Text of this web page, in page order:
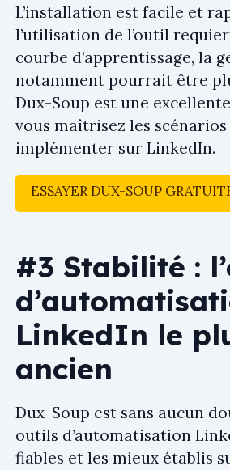
L’installation est facile et
l’utilisation de l’outil
courbe d’apprentissage, la
notamment pourrait être
Dux-Soup est une
vous maîtrisez les scénarios
implémenter sur LinkedIn.
ESSAYER DUX-SOUP
#3 Stabilité :
LinkedIn le
ancien
Dux-Soup est sans aucun
outils d’automatisation
fiables et les mieux établis